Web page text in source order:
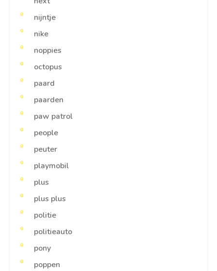
nijntje
nike
noppies
octopus
paard
paarden
paw patrol
people
peuter
playmobil
plus
plus plus
politie
politieauto
pony
poppen